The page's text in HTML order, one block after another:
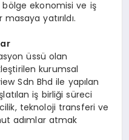
bölge ekonomisi ve iş
yatırıldı.
üssü olan
kurumsal
Sdn Bhd ile yapılan
iş birliği süreci
teknoloji transferi ve
adımlar atmak